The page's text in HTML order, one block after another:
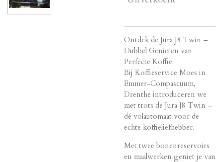
Ontdek de Jura J8 Twin –
Dubbel Genieten van
Perfecte Koffie
Bij Koffieservice Moes in
Emmer-Compascuum,
Drenthe introduceren we
met trots de Jura J8 Twin –
dé volautomaat voor de
echte koffieliefhebber.
Met twee bonenreservoirs
en maalwerken geniet je van